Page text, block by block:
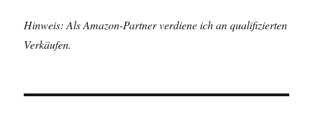
Hinweis: Als Amazon-Partner verdiene ich an qualifizierten
Verkäufen.